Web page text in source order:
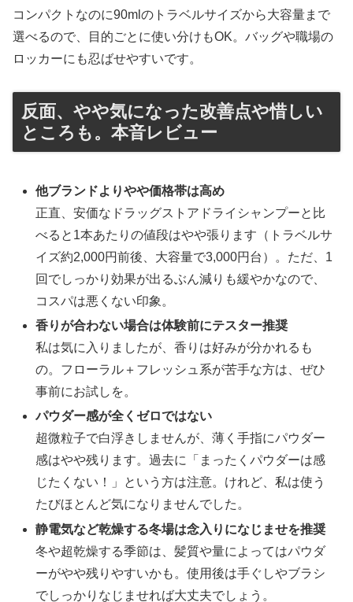
コンパクトなのに90mlのトラベルサイズから大容量まで
選べるので、目的ごとに使い分けもOK。バッグや職場の
ロッカーにも忍ばせやすいです。
反面、やや気になった改善点や惜しい
ところも。本音レビュー
他ブランドよりやや価格帯は高め
正直、安価なドラッグストアドライシャンプーと比
べると1本あたりの値段はやや張ります（トラベルサ
イズ約2,000円前後、大容量で3,000円台）。ただ、1
回でしっかり効果が出るぶん減りも緩やかなので、
コスパは悪くない印象。
香りが合わない場合は体験前にテスター推奨
私は気に入りましたが、香りは好みが分かれるも
の。フローラル＋フレッシュ系が苦手な方は、ぜひ
事前にお試しを。
パウダー感が全くゼロではない
超微粒子で白浮きしませんが、薄く手指にパウダー
感はやや残ります。過去に「まったくパウダーは感
じたくない！」という方は注意。けれど、私は使う
たびほとんど気になりませんでした。
静電気など乾燥する冬場は念入りになじませを推奨
冬や超乾燥する季節は、髪質や量によってはパウダ
ーがやや残りやすいかも。使用後は手ぐしやブラシ
でしっかりなじませれば大丈夫でしょう。